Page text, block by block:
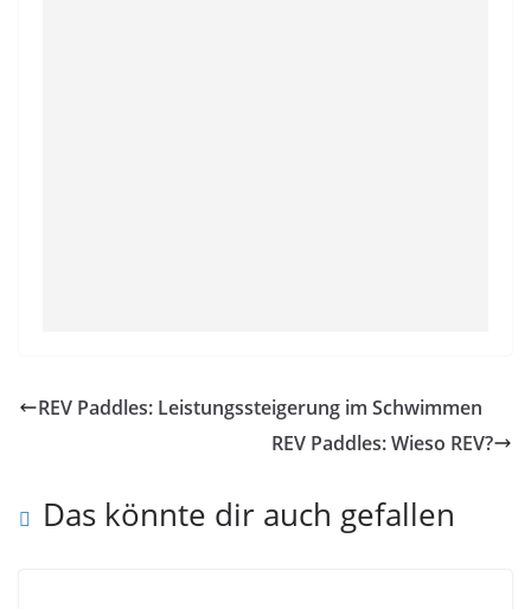
REV Paddles: Leistungssteigerung im Schwimmen
REV Paddles: Wieso REV?
Das könnte dir auch gefallen